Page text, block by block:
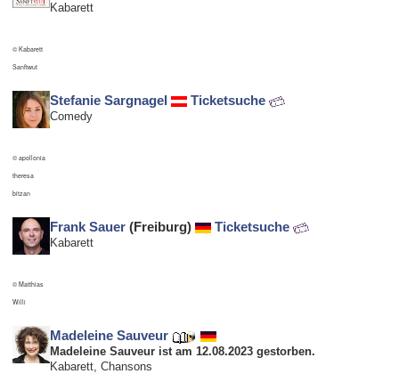
© Kabarett
Sanftwut
Kabarett
© apollonia
theresa
bitzan
Stefanie Sargnagel Ticketsuche
Comedy
© Matthias
Willi
Frank Sauer (Freiburg) Ticketsuche
Kabarett
Madeleine Sauveur
Madeleine Sauveur ist am 12.08.2023 gestorben.
Kabarett, Chansons